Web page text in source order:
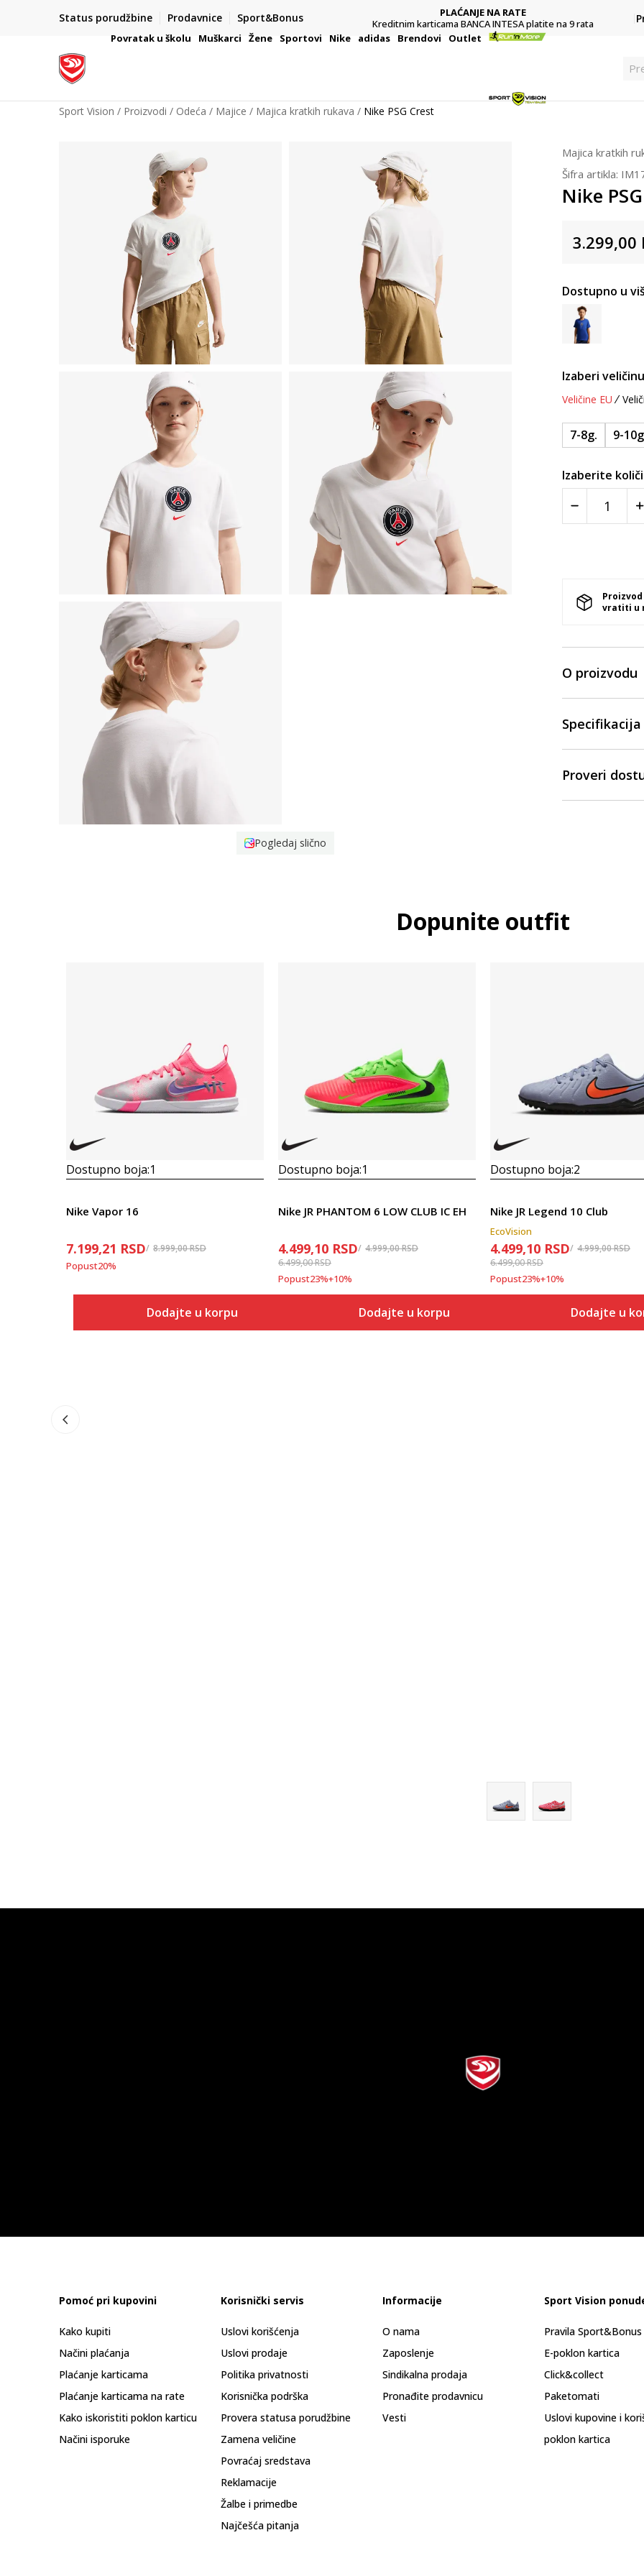
Status porudžbine Prodavnice Sport&Bonus
VAŽNO OBAVEŠTENJE ZA POTROŠAČE
PLAĆANJE NA RATE
Kreditnim karticama BANCA INTESA platite na 9 rata
Povratak u školu Muškarci Žene Sportovi Nike adidas Brendovi Outlet
Sport Vision Proizvodi Odeća Majice Majica kratkih rukava Nike PSG Crest
Pogledaj slično
Majica kratkih
Šifra artikla:
Nike
3.299,00
Dostupno u
Izaberi
Veličine EU
7-8g. 9-
Izaberite
vratiti u
O proizvodu
Specifikacija
Proveri
Dopunite outfit
Dostupno boja:1
Nike Vapor 16
7.199,21 RSD 8.999,00RSD
Popust20%
Dodajte u korpu
Dostupno boja:1
Nike JR PHANTOM 6 LOW CLUB IC EH
4.499,10 RSD 4.999,00RSD
6.499,00RSD
Popust23%+10%
Dodajte u korpu
Dostupno boja:2
Nike JR Legend 10 Club
EcoVision
4.499,10 RSD 4.999,00RSD
6.499,00RSD
Popust23%+10%
Dodajte u
Pomoć pri kupovini
Kako kupiti
Načini plaćanja
Plaćanje karticama
Plaćanje karticama na rate
Kako iskoristiti poklon karticu
Načini isporuke
Korisnički servis
Uslovi korišćenja
Uslovi prodaje
Politika privatnosti
Korisnička podrška
Provera statusa porudžbine
Zamena veličine
Povraćaj sredstava
Reklamacije
Žalbe i primedbe
Najčešća pitanja
Informacije
O nama
Zaposlenje
Sindikalna prodaja
Pronađite prodavnicu
Vesti
Sport Vision
Pravila
E-poklon kartica
Click&collect
Paketomati
Uslovi kupovine i
poklon kartica